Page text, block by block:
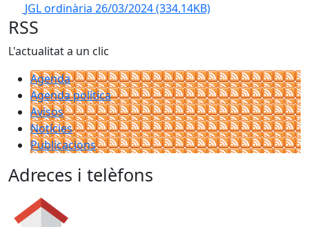
JGL ordinària 26/03/2024(334.14KB)
RSS
L'actualitat a un clic
Agenda
Agenda política
Avisos
Notícies
Publicacions
Adreces i telèfons